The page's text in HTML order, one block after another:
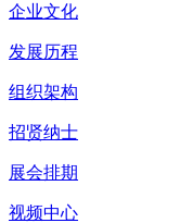
企业文化
发展历程
组织架构
招贤纳士
展会排期
视频中心